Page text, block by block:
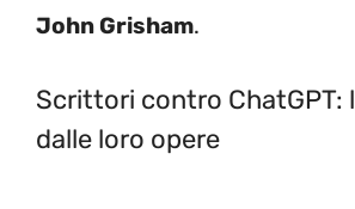
John Grisham.
Scrittori contro ChatGPT:
dalle loro opere